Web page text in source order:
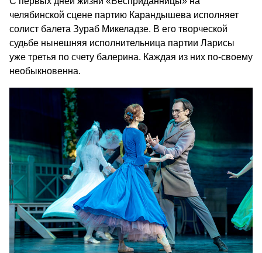
челябинской сцене партию Карандышева исполняет
солист балета Зураб Микеладзе. В его творческой
судьбе нынешняя исполнительница партии Ларисы
уже третья по счету балерина. Каждая из них по-своему
необыкновенна.